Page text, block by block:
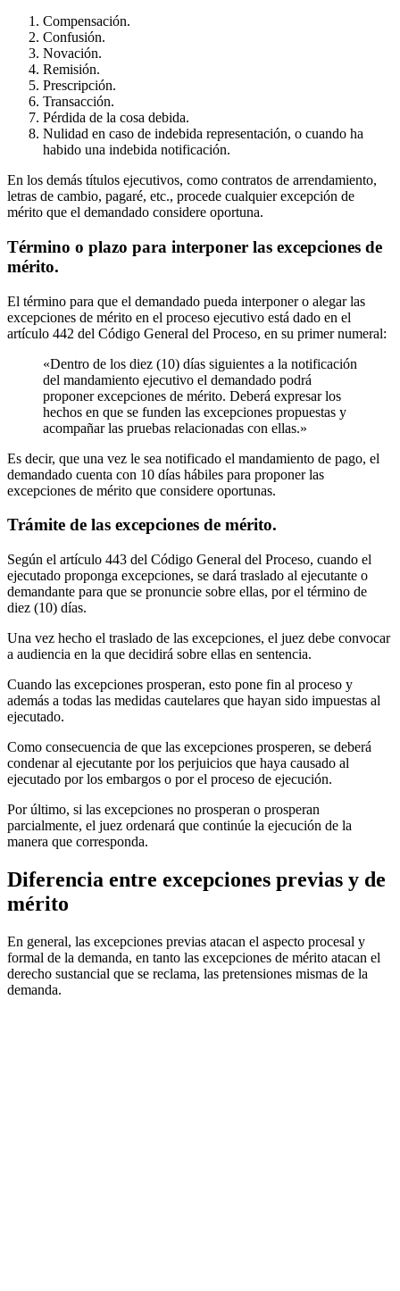
Compensación.
Confusión.
Novación.
Remisión.
Prescripción.
Transacción.
Pérdida de la cosa debida.
Nulidad en caso de indebida representación, o cuando ha
habido una indebida notificación.
En los demás títulos ejecutivos, como contratos de arrendamiento,
letras de cambio, pagaré, etc., procede cualquier excepción de
mérito que el demandado considere oportuna.
Término o plazo para interponer las excepciones de
mérito.
El término para que el demandado pueda interponer o alegar las
excepciones de mérito en el proceso ejecutivo está dado en el
artículo 442 del Código General del Proceso, en su primer numeral:
«Dentro de los diez (10) días siguientes a la notificación
del mandamiento ejecutivo el demandado podrá
proponer excepciones de mérito. Deberá expresar los
hechos en que se funden las excepciones propuestas y
acompañar las pruebas relacionadas con ellas.»
Es decir, que una vez le sea notificado el mandamiento de pago, el
demandado cuenta con 10 días hábiles para proponer las
excepciones de mérito que considere oportunas.
Trámite de las excepciones de mérito.
Según el artículo 443 del Código General del Proceso, cuando el
ejecutado proponga excepciones, se dará traslado al ejecutante o
demandante para que se pronuncie sobre ellas, por el término de
diez (10) días.
Una vez hecho el traslado de las excepciones, el juez debe convocar
a audiencia en la que decidirá sobre ellas en sentencia.
Cuando las excepciones prosperan, esto pone fin al proceso y
además a todas las medidas cautelares que hayan sido impuestas al
ejecutado.
Como consecuencia de que las excepciones prosperen, se deberá
condenar al ejecutante por los perjuicios que haya causado al
ejecutado por los embargos o por el proceso de ejecución.
Por último, si las excepciones no prosperan o prosperan
parcialmente, el juez ordenará que continúe la ejecución de la
manera que corresponda.
Diferencia entre excepciones previas y de
mérito
En general, las excepciones previas atacan el aspecto procesal y
formal de la demanda, en tanto las excepciones de mérito atacan el
derecho sustancial que se reclama, las pretensiones mismas de la
demanda.